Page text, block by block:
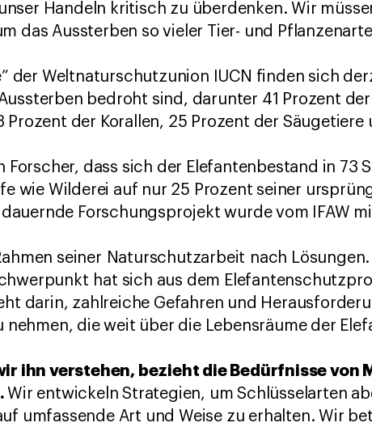
Handeln kritisch zu überdenken. Wir
das Aussterben so vieler Tier- und
der Weltnaturschutzunion IUCN finden sich
bedroht sind, darunter 41 Prozent
Prozent der Korallen, 25 Prozent der Säugetiere
Forscher, dass sich der Elefantenbestand in 73
wie Wilderei auf nur 25 Prozent seiner
dauernde Forschungsprojekt wurde vom IFAW
seiner Naturschutzarbeit nach Lösungen.
hat sich aus dem
darin, zahlreiche Gefahren und
nehmen, die weit über die Lebensräume der
ihn verstehen, bezieht die Bedürfnisse von
Wir entwickeln Strategien, um Schlüsselarten
umfassende Art und Weise zu erhalten. Wir